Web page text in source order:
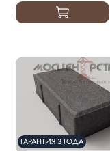
ГАРАНТИЯ 3 ГОДА